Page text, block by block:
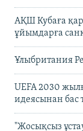
АҚШ Кубаға
ұйымдарға
Ұлыбритания
UEFA 2030
идеясынан бас
"Жосықсыз